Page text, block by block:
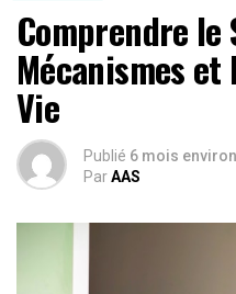
Comprendre le
Mécanismes
Vie
Publié 6 mois environ
ParAAS